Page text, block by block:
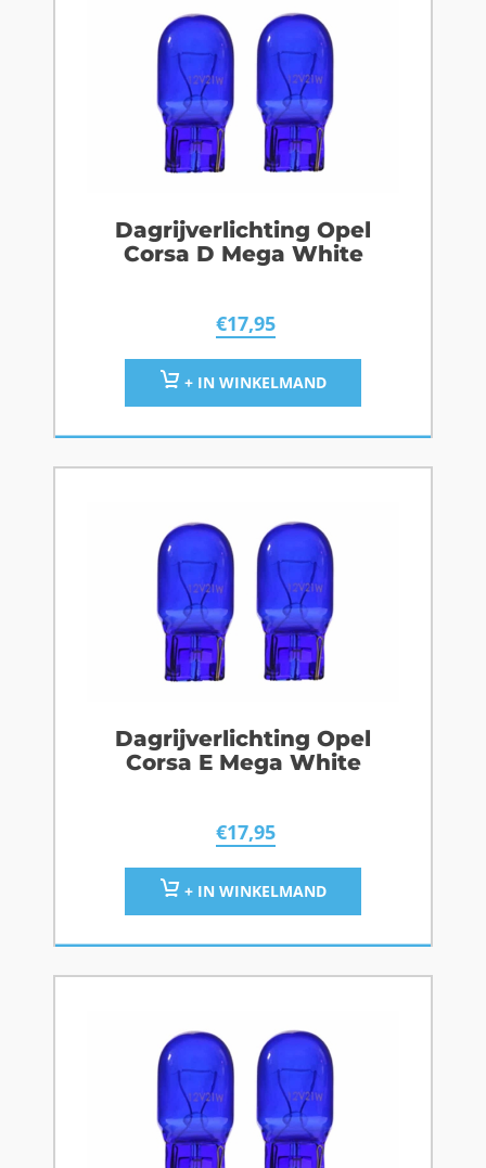
Dagrijverlichting Opel
Corsa D Mega White
€17,95
+ IN WINKELMAND
Dagrijverlichting Opel
Corsa E Mega White
€17,95
+ IN WINKELMAND